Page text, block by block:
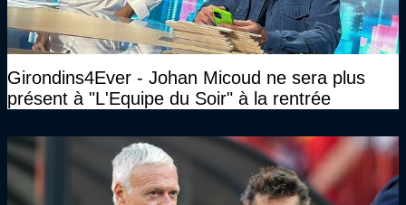
Girondins4Ever - Johan Micoud ne sera plus
présent à "L'Equipe du Soir" à la rentrée